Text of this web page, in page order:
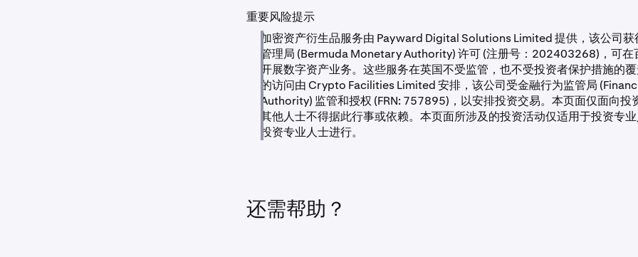
度都有自己的分类规则。如果您在其他地方寻求类似的专业客户身份，可能需
程。
重要风险提示
加密资产衍生品服务由 Payward Digital Solutions Limited 提供，该公司获
管理局 (Bermuda Monetary Authority) 许可 (注册号：202403268)，可在
开展数字资产业务。这些服务在英国不受监管，也不受投资者保护措施的
的访问由 Crypto Facilities Limited 安排，该公司受金融行为监管局
Authority) 监管和授权 (FRN: 757895)，以安排投资交易。本页面仅面向投
其他人士不得据此行事或依赖。本页面所涉及的投资活动仅适用于投资专
投资专业人士进行。
还需帮助？